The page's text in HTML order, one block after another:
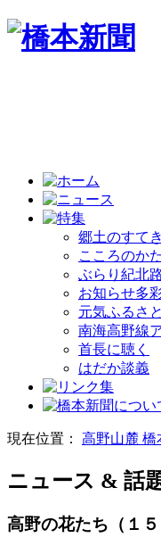
郷土のすて
こころのか
ぶらり紀北
お知らせ多
元気ふるさ
南海高野線
首長に聴く
はだか談義
現在位置： 高野山麓 橋
ニュース & 話
高野の花たち（１